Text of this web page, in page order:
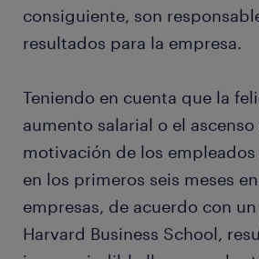
consiguiente, son
resultados para la empresa.
Teniendo en cuenta que la
aumento salarial o el
motivación de los
en los primeros seis meses
empresas, de acuerdo con
Harvard Business School,